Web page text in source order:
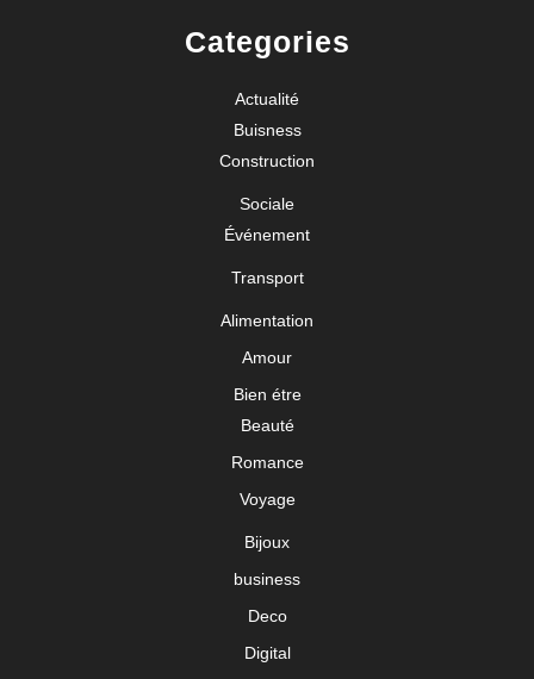
Categories
Actualité
Buisness
Construction
Sociale
Événement
Transport
Alimentation
Amour
Bien étre
Beauté
Romance
Voyage
Bijoux
business
Deco
Digital